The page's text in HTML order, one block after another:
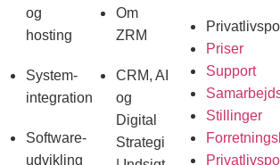
og
hosting
System-
integration
Software-
udvikling
Om
ZRM
CRM, AI
og
Digital
Strategi
Priser
Support
Stillinger